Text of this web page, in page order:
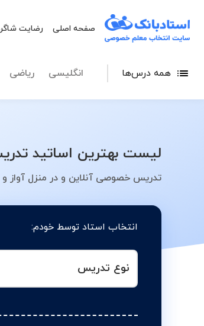
صفحه اصلی رضایت
همه درس‌ها انگلیسی ریاضی
لیست بهترین اساتید
تدریس خصوصی آنلاین و در منزل آواز
انتخاب استاد توسط خودم:
نوع تدریس